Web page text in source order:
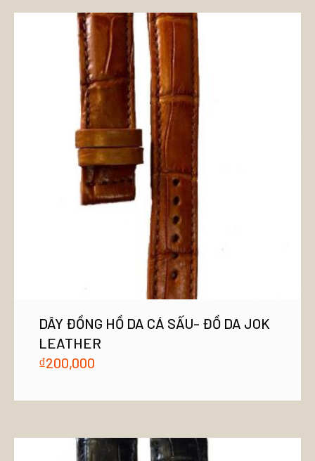
DÂY ĐỒNG HỒ DA CÁ SẤU- ĐỒ DA JOK
LEATHER
₫200,000